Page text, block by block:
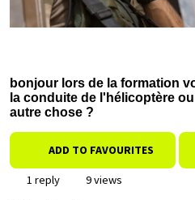
bonjour lors de la formation
la conduite de l'hélicoptère
autre chose ?
ADD TO FAVOURITES
1 reply
9 views